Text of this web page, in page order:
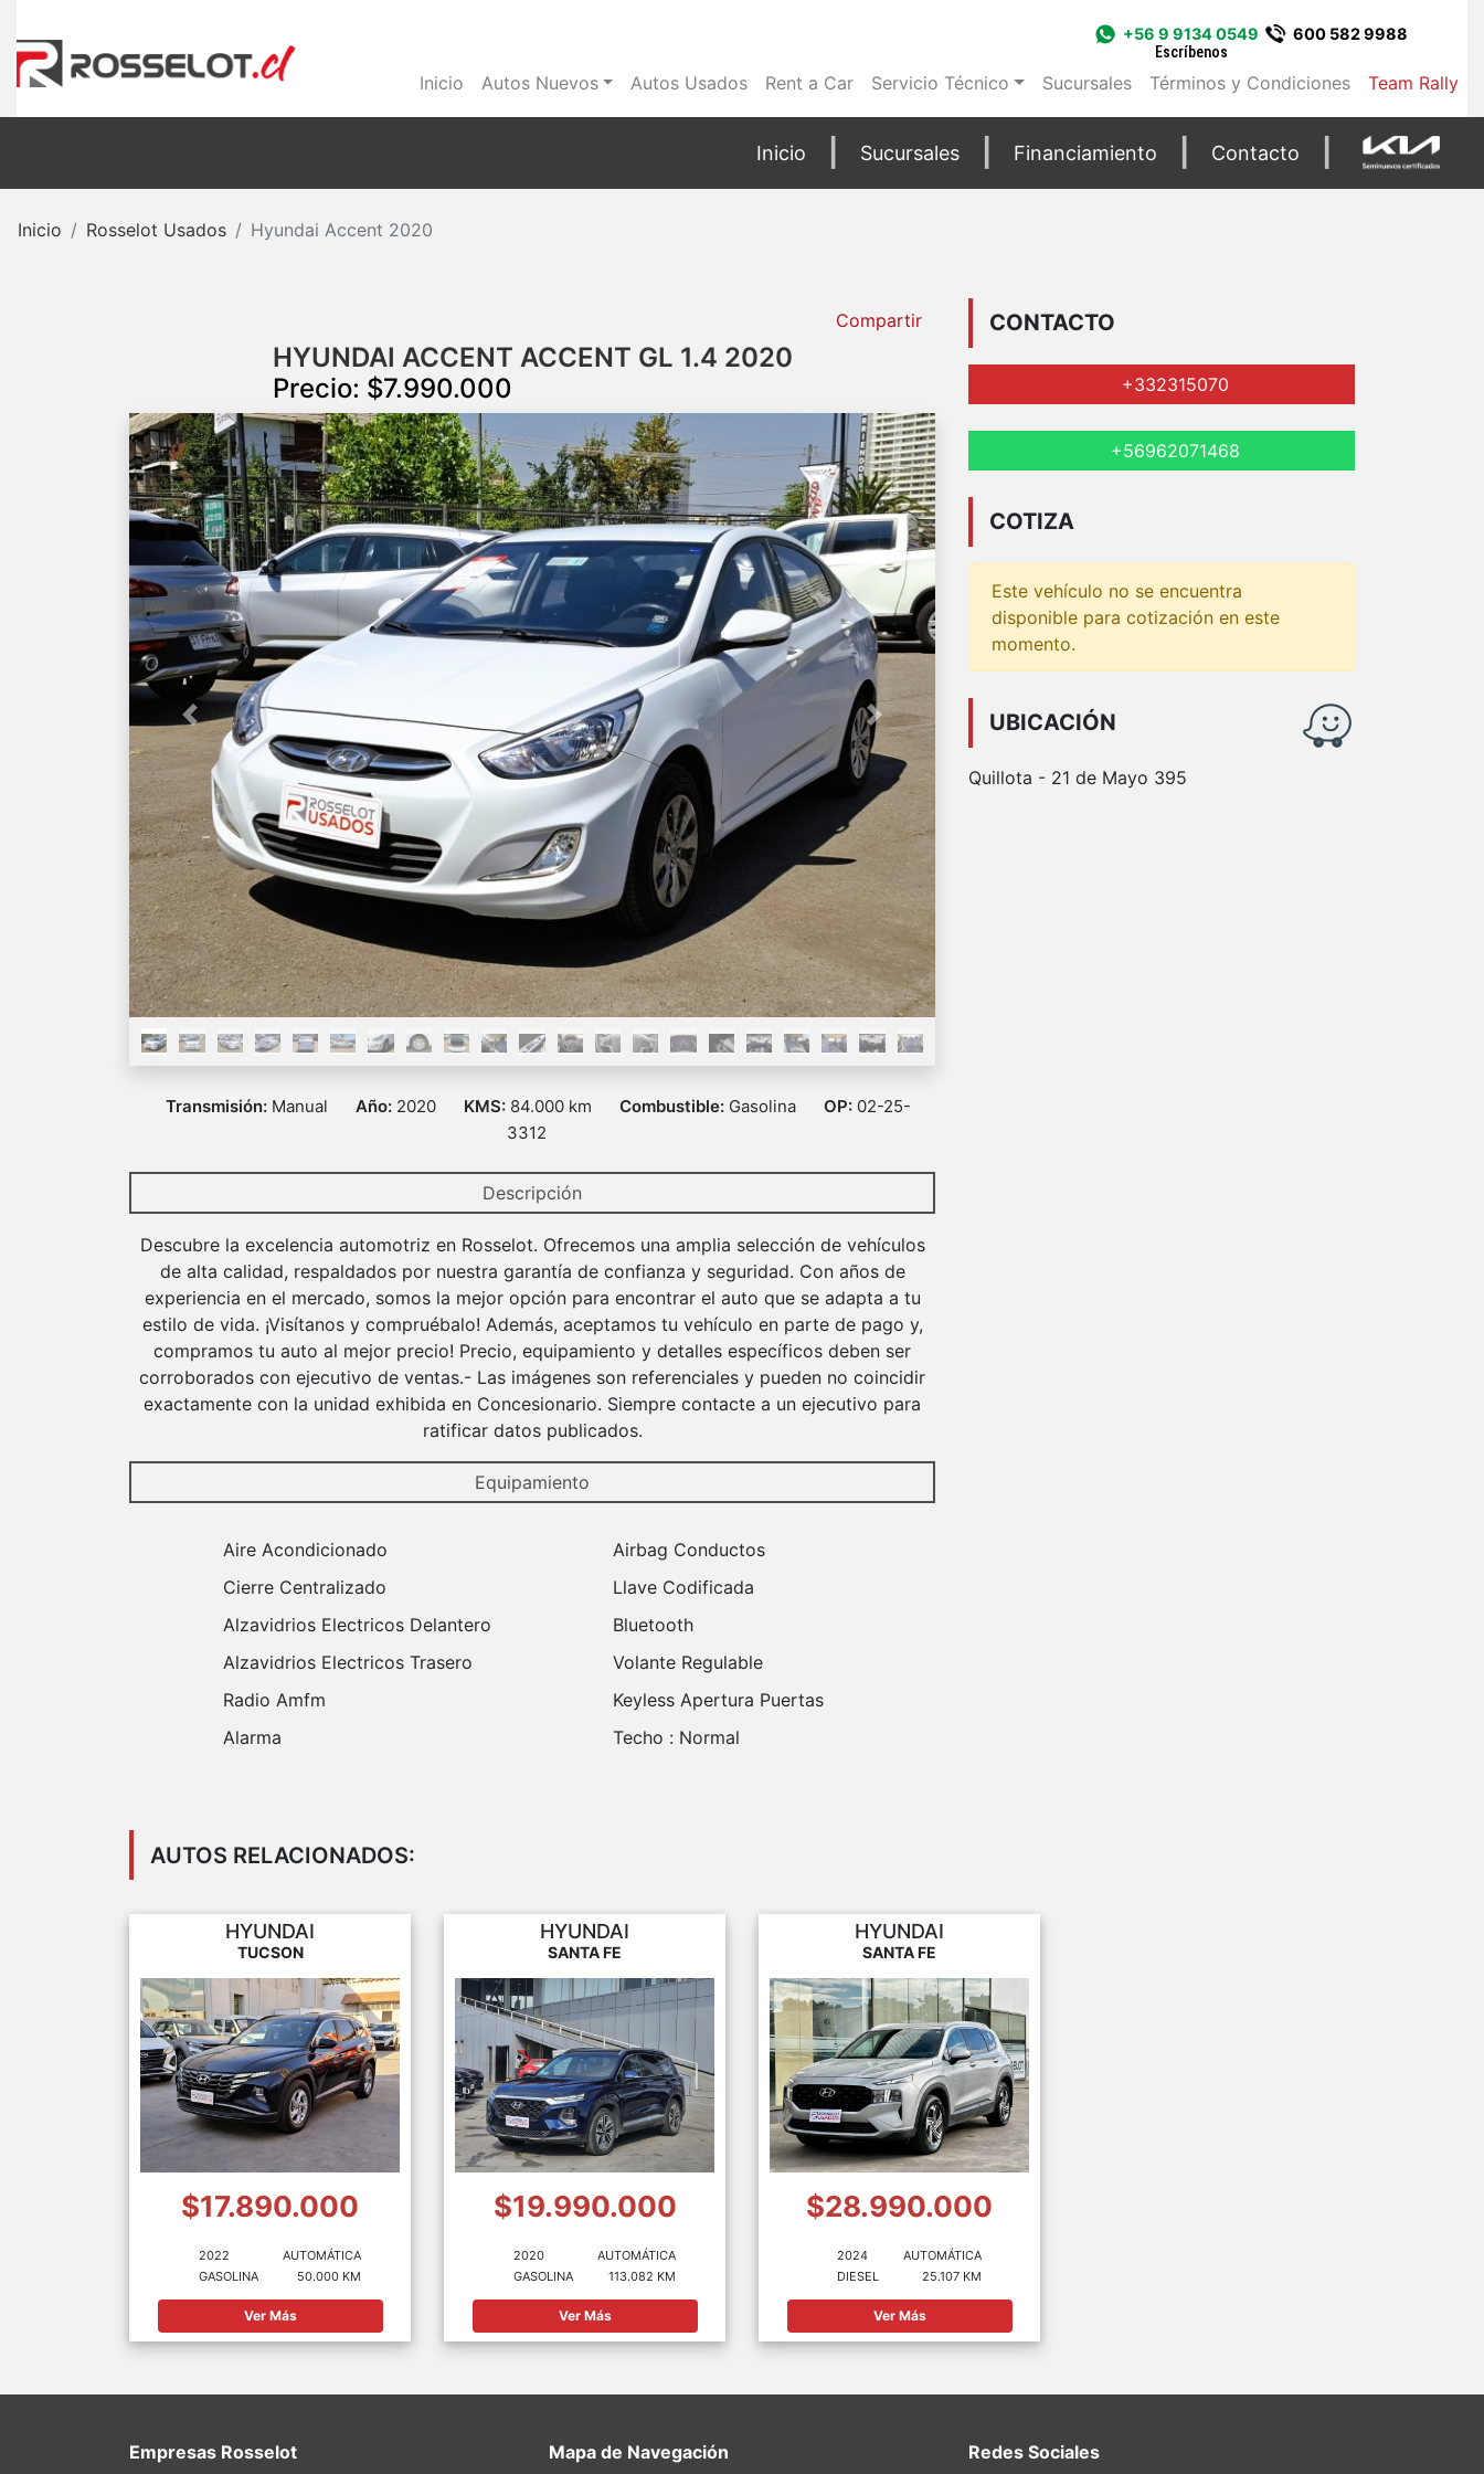
+56 9 9134 0549
Escríbenos
600 582 9988
Inicio Autos Nuevos Autos Usados Rent a Car Servicio Técnico Sucursales Términos y Condiciones Team Rally
Inicio Sucursales Financiamiento Contacto
Inicio Rosselot Usados Hyundai Accent 2020
Compartir
HYUNDAI ACCENT ACCENT GL 1.4 2020
Precio: $7.990.000
Previous Next
Transmisión: Manual Año: 2020 KMS: 84.000 km Combustible: Gasolina OP: 02-25-
3312
Descripción
Descubre la excelencia automotriz en Rosselot. Ofrecemos una amplia selección de vehículos
de alta calidad, respaldados por nuestra garantía de confianza y seguridad. Con años de
experiencia en el mercado, somos la mejor opción para encontrar el auto que se adapta a tu
estilo de vida. ¡Visítanos y compruébalo! Además, aceptamos tu vehículo en parte de pago y,
compramos tu auto al mejor precio! Precio, equipamiento y detalles específicos deben ser
corroborados con ejecutivo de ventas.- Las imágenes son referenciales y pueden no coincidir
exactamente con la unidad exhibida en Concesionario. Siempre contacte a un ejecutivo para
ratificar datos publicados.
Equipamiento
Aire Acondicionado
Cierre Centralizado
Alzavidrios Electricos Delantero
Alzavidrios Electricos Trasero
Radio Amfm
Alarma
Airbag Conductos
Llave Codificada
Bluetooth
Volante Regulable
Keyless Apertura Puertas
Techo : Normal
CONTACTO
+332315070
+56962071468
COTIZA
Este vehículo no se encuentra
disponible para cotización en este
momento.
UBICACIÓN
Quillota - 21 de Mayo 395
AUTOS RELACIONADOS:
HYUNDAI
TUCSON
$17.890.000
2022
GASOLINA
AUTOMÁTICA
50.000 KM
Ver Más
HYUNDAI
SANTA FE
$19.990.000
2020
GASOLINA
AUTOMÁTICA
113.082 KM
Ver Más
HYUNDAI
SANTA FE
$28.990.000
2024
DIESEL
AUTOMÁTICA
25.107 KM
Ver Más
Empresas Rosselot Mapa de Navegación Redes Sociales